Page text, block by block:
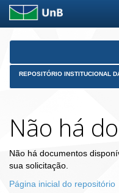
Skip
REPOSITÓRIO INSTITUCIONAL
Não há
Não há documentos
sua solicitação.
Página inicial do repositório